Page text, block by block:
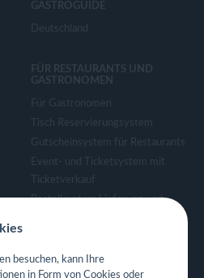
GASTROGUIDE
Deutschland
FÜR RESTAURANTS UND
GASTRONOMEN
Für Gastronomen
Tisch Reservierungsystem
Gutscheinsystem für Restaurants
Event- und Ticketsystem mit
Ticketverkauf
Bestellsystem Lieferung und
Eigene App für Restaurant
besuchen, kann Ihre
in Form von Cookies oder